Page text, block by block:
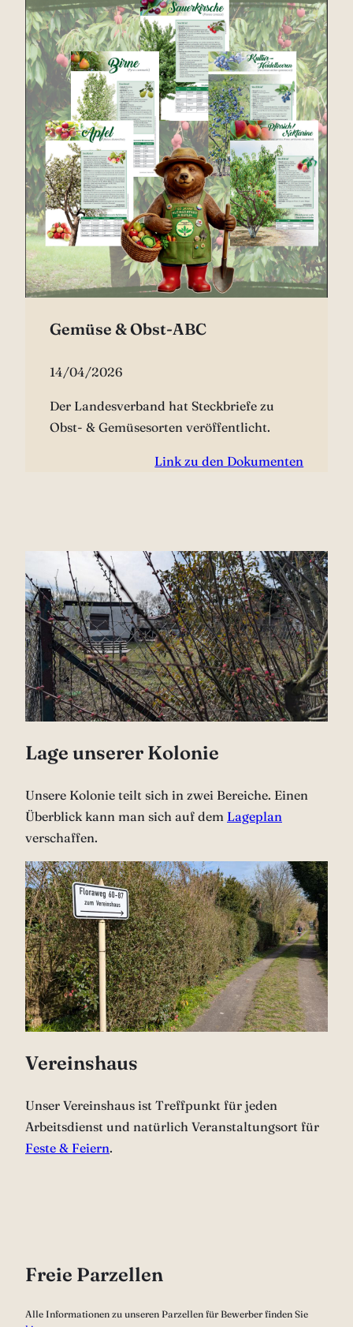
Gemüse & Obst-ABC
14/04/2026
Der Landesverband hat Steckbriefe zu
Obst- & Gemüsesorten veröffentlicht.
Link zu den Dokumenten
Lage unserer Kolonie
Unsere Kolonie teilt sich in zwei Bereiche. Einen
Überblick kann man sich auf dem Lageplan
verschaffen.
Vereinshaus
Unser Vereinshaus ist Treffpunkt für jeden
Arbeitsdienst und natürlich Veranstaltungsort für
Feste & Feiern.
Freie Parzellen
Alle Informationen zu unseren Parzellen für Bewerber finden Sie